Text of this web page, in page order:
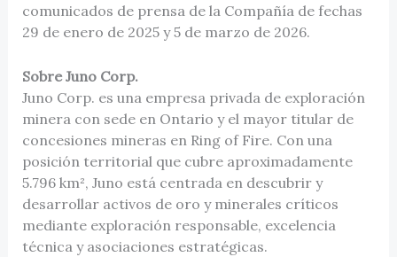
comunicados de prensa de la Compañía de fechas
29 de enero de 2025 y 5 de marzo de 2026.
Sobre Juno Corp.
Juno Corp. es una empresa privada de exploración
minera con sede en Ontario y el mayor titular de
concesiones mineras en Ring of Fire. Con una
posición territorial que cubre aproximadamente
5.796 km², Juno está centrada en descubrir y
desarrollar activos de oro y minerales críticos
mediante exploración responsable, excelencia
técnica y asociaciones estratégicas.